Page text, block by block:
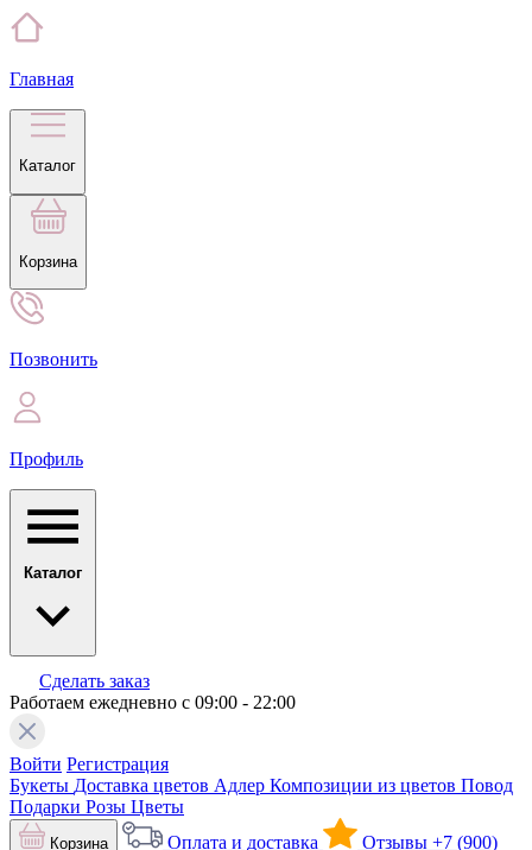
Главная
Каталог
Корзина
Позвонить
Профиль
Каталог
Сделать заказ
Работаем ежедневно с 09:00 - 22:00
Войти Регистрация
Букеты Доставка цветов Адлер Композиции из цветов Повод
Подарки Розы Цветы
Корзина Оплата и доставка Отзывы +7 (900)